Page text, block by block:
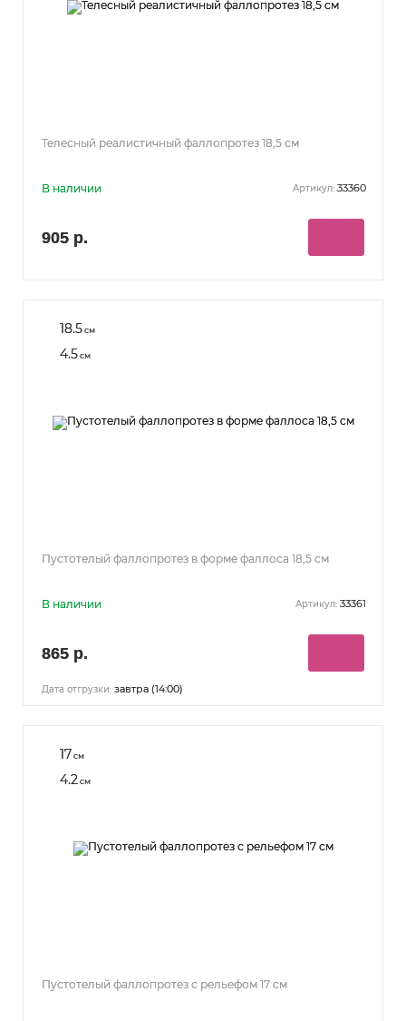
Телесный реалистичный фаллопротез 18,5 см
В наличии Артикул: 33360
905 р.
18.5см
4.5см
Пустотелый фаллопротез в форме фаллоса 18,5 см
В наличии Артикул: 33361
865 р.
Дата отгрузки: завтра (14:00)
17см
4.2 см
Пустотелый фаллопротез с рельефом 17 см